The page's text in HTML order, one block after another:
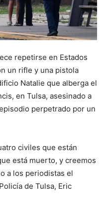
repetirse en Estados
un rifle y una pistola
Natalie que alberga el
en Tulsa, asesinado a
perpetrado por un
civiles que están
está muerto, y creemos
a los periodistas el
de Tulsa, Eric